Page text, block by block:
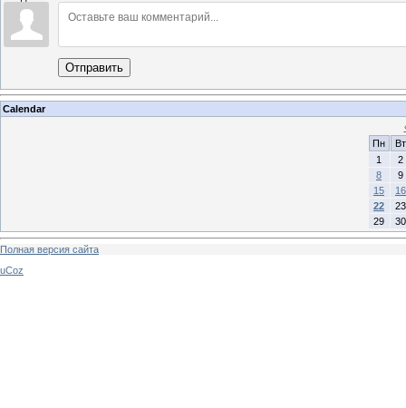
Отправить
Calendar
Пн
Вт
1
2
8
9
15
16
22
23
29
30
Полная версия сайта
uCoz